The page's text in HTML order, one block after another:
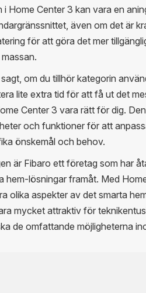
i Home Center 3 kan vara en
även om det är
för att göra det mer
om du tillhör kategorin
lite extra tid för att få ut det
Center 3 vara rätt för dig.
och funktioner för att
önskemål och behov.
är Fibaro ett företag som har
hem-lösningar framåt. Med
olika aspekter av det smarta
mycket attraktiv för
de omfattande möjligheterna